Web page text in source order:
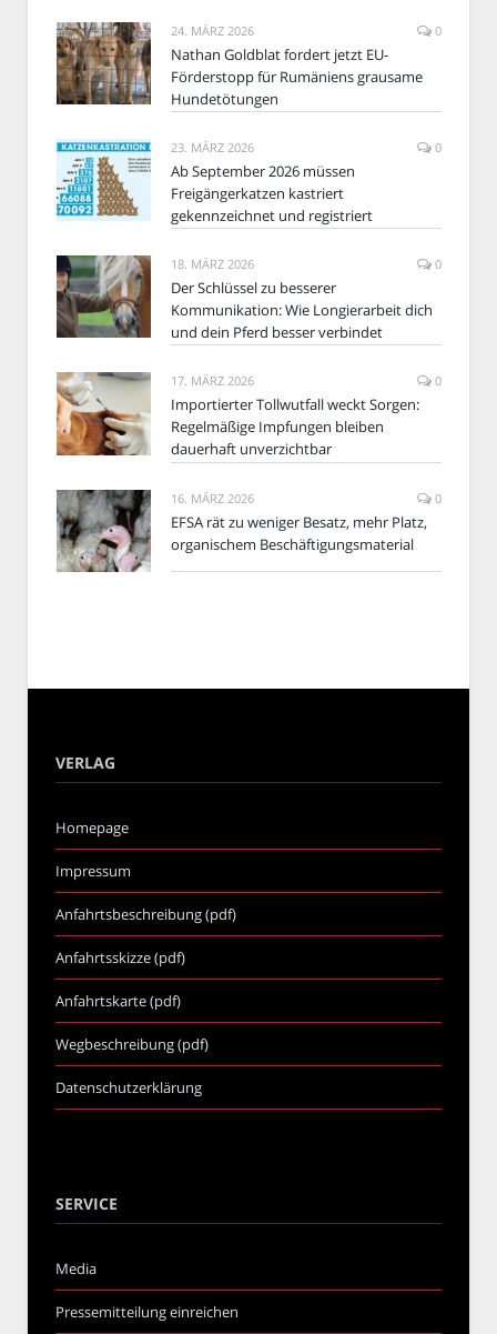
24. MÄRZ 2026 0
Nathan Goldblat fordert jetzt EU-
Förderstopp für Rumäniens grausame
Hundetötungen
23. MÄRZ 2026 0
Ab September 2026 müssen
Freigängerkatzen kastriert
gekennzeichnet und registriert
18. MÄRZ 2026 0
Der Schlüssel zu besserer
Kommunikation: Wie Longierarbeit dich
und dein Pferd besser verbindet
17. MÄRZ 2026 0
Importierter Tollwutfall weckt Sorgen:
Regelmäßige Impfungen bleiben
dauerhaft unverzichtbar
16. MÄRZ 2026 0
EFSA rät zu weniger Besatz, mehr Platz,
organischem Beschäftigungsmaterial
VERLAG
Homepage
Impressum
Anfahrtsbeschreibung (pdf)
Anfahrtsskizze (pdf)
Anfahrtskarte (pdf)
Wegbeschreibung (pdf)
Datenschutzerklärung
SERVICE
Media
Pressemitteilung einreichen